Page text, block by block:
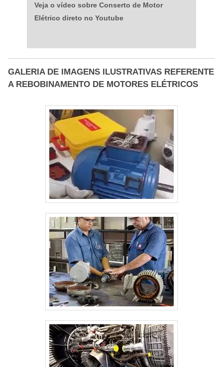
Veja o vídeo sobre Conserto de Motor
Elétrico direto no Youtube
GALERIA DE IMAGENS ILUSTRATIVAS REFERENTE
A REBOBINAMENTO DE MOTORES ELÉTRICOS